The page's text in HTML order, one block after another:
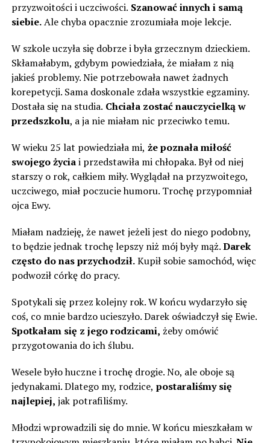
przyzwoitości i uczciwości. Szanować innych i samą
siebie.Ale chyba opacznie zrozumiała moje lekcje.
W szkole uczyła się dobrze i była grzecznym dzieckiem.
Skłamałabym, gdybym powiedziała, że miałam z nią
jakieś problemy. Nie potrzebowała nawet żadnych
korepetycji. Sama doskonale zdała wszystkie egzaminy.
Dostała się na studia. Chciała zostać nauczycielką w
przedszkolu, a ja nie miałam nic przeciwko temu.
W wieku 25 lat powiedziała mi, że poznała miłość
swojego życiai przedstawiła mi chłopaka. Był od niej
starszy o rok, całkiem miły. Wyglądał na przyzwoitego,
uczciwego, miał poczucie humoru. Trochę przypomniał
ojca Ewy.
Miałam nadzieję, że nawet jeżeli jest do niego podobny,
to będzie jednak trochę lepszy niż mój były mąż.Darek
często do nas przychodził.Kupił sobie samochód, więc
podwoził córkę do pracy.
Spotykali się przez kolejny rok. W końcu wydarzyło się
coś, co mnie bardzo ucieszyło. Darek oświadczył się Ewie.
Spotkałam się z jego rodzicami, żeby omówić
przygotowania do ich ślubu.
Wesele było huczne i trochę drogie. No, ale oboje są
jedynakami. Dlatego my, rodzice, postaraliśmy się
najlepiej, jak potrafiliśmy.
Młodzi wprowadzili się do mnie. W końcu mieszkałam w